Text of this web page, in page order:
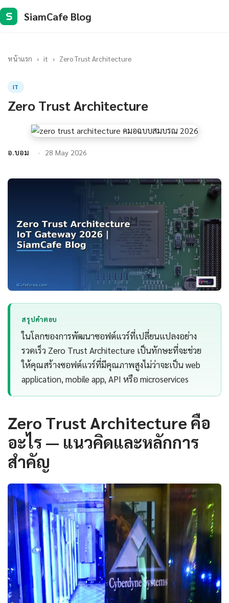
S SiamCafe Blog
หน้าแรก › it › Zero Trust Architecture
IT
Zero Trust Architecture
อ.บอม 28 May 2026
สรุปคำตอบ
ในโลกของการพัฒนาซอฟต์แวร์ที่เปลี่ยนแปลงอย่าง
รวดเร็ว Zero Trust Architecture เป็นทักษะที่จะช่วย
ให้คุณสร้างซอฟต์แวร์ที่มีคุณภาพสูงไม่ว่าจะเป็น web
application, mobile app, API หรือ microservices
Zero Trust Architecture คือ
อะไร — แนวคิดและหลักการ
สำคัญ